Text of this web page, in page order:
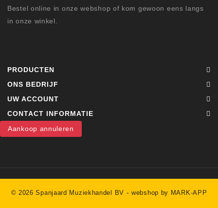
Bestel online in onze webshop of kom gewoon eens langs
in onze winkel.
PRODUCTEN
ONS BEDRIJF
UW ACCOUNT
CONTACT INFORMATIE
Aankoop annuleren
© 2026 Spanjaard Muziekhandel BV -webshop by MARK-APP